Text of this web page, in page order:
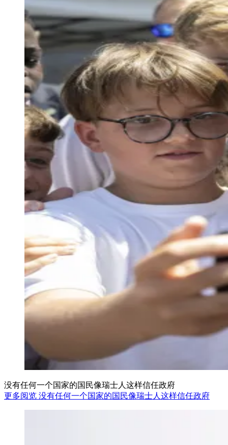
没有任何一个国家的国民像瑞士人这样信任政府
更多阅览 没有任何一个国家的国民像瑞士人这样信任政府